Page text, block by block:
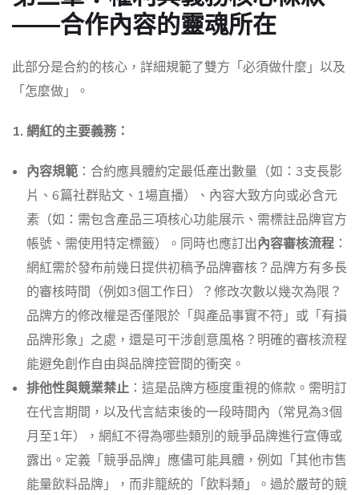
——合作內容的靈魂所在
此部分是合約的核心，詳細規範了雙方「必須做什麼」以及
「怎麼做」。
1. 網紅的主要義務：
內容規範 ：合約應具體約定最低產出數量（如：3支長影
片、6篇社群貼文、1場直播）、內容大致方向或必含元
素（如：需包含產品三項核心功能展示、需標註品牌官方
帳號、需使用特定標籤）。同時也應訂出內容審核流程 ：
網紅需於發布前幾日提供初稿予品牌審核？品牌方有多長
的審核時間（例如3個工作日）？修改次數以幾次為限？
品牌方的修改權是否僅限於「與產品事實不符」或「有損
品牌形象」之處，還是可干涉創意風格？明確的審核流程
能避免創作自由與品牌控管間的衝突。
排他性與競業禁止 ：這是品牌方極度重視的條款。需明訂
在代言期間，以及代言結束後的一段時間內（常見為3個
月至1年），網紅不得為哪些類別的競爭品牌進行宣傳或
露出。定義「競爭品牌」應儘可能具體，例如「其他市售
能量飲料品牌」，而非籠統的「飲料類」。過於嚴苛的競